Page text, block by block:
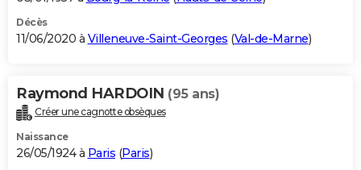
Décès
11/06/2020 à Villeneuve-Saint-Georges (Val-de-Marne)
Raymond HARDOIN (95 ans)
Créer une cagnotte obsèques
Naissance
26/05/1924 à Paris (Paris)